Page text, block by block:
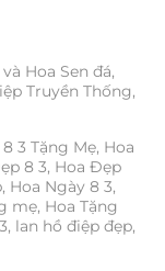
Hoa Sen đá,
Truyền Thống,
8 3 Tặng Mẹ, Hoa
8 3, Hoa Đẹp
, Hoa Ngày 8 3,
mẹ, Hoa Tặng
, lan hồ điệp đẹp,